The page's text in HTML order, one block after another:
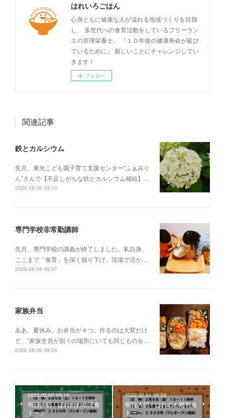
はれいろごはん
心身ともに健康な人が溢れる地域づくりを目指
し、 多世代への食育活動をしているフリーラン
スの管理栄養士。 『１０年後の健康寿命が延び
ているために』 新しいことにチャレンジしてい
きます！
フォロー
関連記事
鉄とカルシウム
先月、東光こども園子育て支援センター“ふぁみり
ん”さんで【不足しがちな鉄とカルシウム補給】…
2026.08.06 09:10
専門学校非常勤講師
先月、専門学校の講義が終了しました。私自身、
ここまで「食育」を深く掘り下げ、現場で活か…
2026.08.06 09:07
家族弁当
ああ、夏休み。お弁当が４つ。作るのは大変だけ
ど、“家族全員が別々の場所にいても同じものを…
2026.08.06 09:04
2022.02.02 09:10
明日〆切！はれのわ幼児食
トーク
2022.02.01 06:59
明日〆切！はれのわ離乳食
トーク